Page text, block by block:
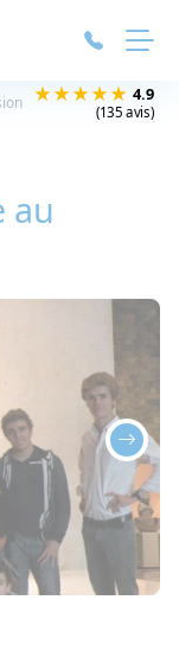
★★★★★ 4.9
(135 avis)
au